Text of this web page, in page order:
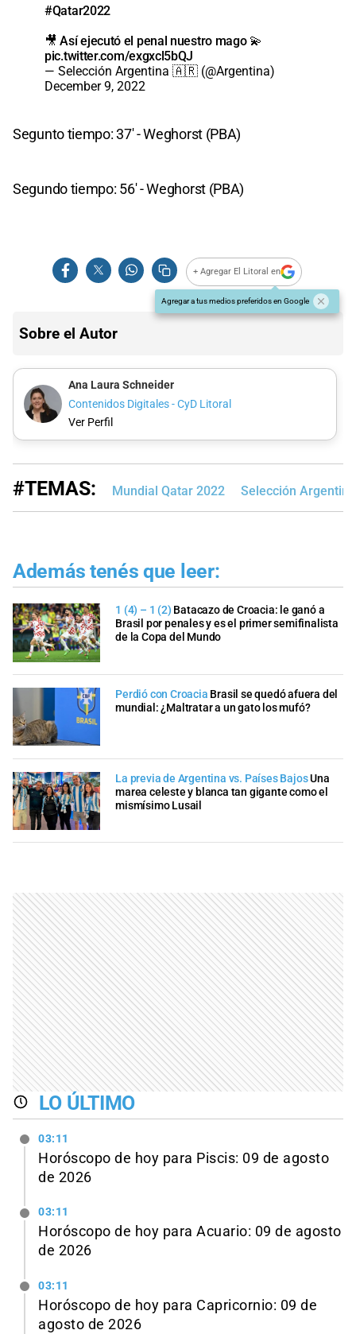
#Qatar2022
🎥 Así ejecutó el penal nuestro mago 💫
pic.twitter.com/exgxcl5bQJ
— Selección Argentina 🇦🇷 (@Argentina)
December 9, 2022
Segunto tiempo: 37' - Weghorst (PBA)
Segundo tiempo: 56' - Weghorst (PBA)
+ Agregar El Litoral en
Agregar a tus medios preferidos en Google
Sobre el Autor
Ana Laura Schneider
Contenidos Digitales - CyD Litoral
Ver Perfil
#TEMAS: Mundial Qatar 2022 Selección
Además tenés que leer:
1 (4) – 1 (2) Batacazo de Croacia: le ganó a
Brasil por penales y es el primer semifinalista
de la Copa del Mundo
Perdió con Croacia Brasil se quedó afuera del
mundial: ¿Maltratar a un gato los mufó?
La previa de Argentina vs. Países BajosUna
marea celeste y blanca tan gigante como el
mismísimo Lusail
LO ÚLTIMO
03:11
Horóscopo de hoy para Piscis: 09 de agosto
de 2026
03:11
Horóscopo de hoy para Acuario: 09 de agosto
de 2026
03:11
Horóscopo de hoy para Capricornio: 09 de
agosto de 2026